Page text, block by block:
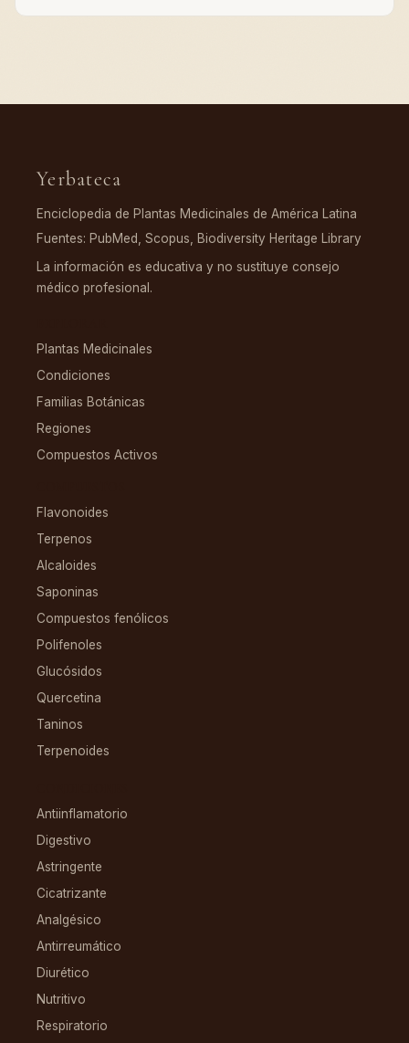
Yerbateca
Enciclopedia de Plantas Medicinales de América Latina
Fuentes: PubMed, Scopus, Biodiversity Heritage Library
La información es educativa y no sustituye consejo
médico profesional.
Plantas Medicinales
Condiciones
Familias Botánicas
Regiones
Compuestos Activos
Flavonoides
Terpenos
Alcaloides
Saponinas
Compuestos fenólicos
Polifenoles
Glucósidos
Quercetina
Taninos
Terpenoides
Antiinflamatorio
Digestivo
Astringente
Cicatrizante
Analgésico
Antirreumático
Diurético
Nutritivo
Respiratorio